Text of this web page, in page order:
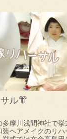
ル👘
多摩川浅間神社で挙
装ヘアメイクのリハ